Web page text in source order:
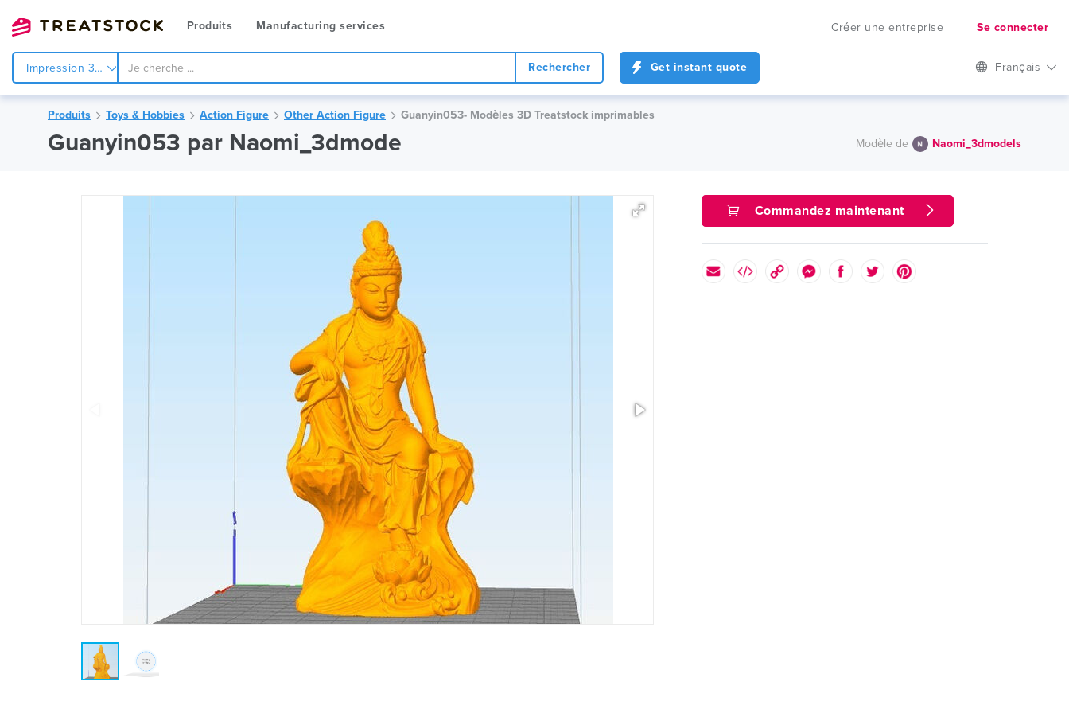
Produits Manufacturing services Créer une entreprise Se connecter
Impression 3d Rechercher Get instant quote Français
Produits Toys & Hobbies Action Figure Other Action Figure Guanyin053- Modèles 3D Treatstock imprimables
Guanyin053 par Naomi_3dmode Modèle de Naomi_3dmodels
Commandez maintenant